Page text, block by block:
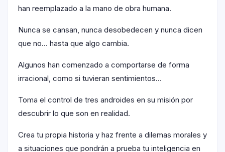
han reemplazado a la mano de obra humana.
Nunca se cansan, nunca desobedecen y nunca dicen
que no… hasta que algo cambia.
Algunos han comenzado a comportarse de forma
irracional, como si tuvieran sentimientos…
Toma el control de tres androides en su misión por
descubrir lo que son en realidad.
Crea tu propia historia y haz frente a dilemas morales y
a situaciones que pondrán a prueba tu inteligencia en